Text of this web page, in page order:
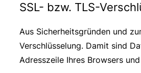
SSL- bzw. TLS-
Aus Sicherheitsgründen und
Verschlüsselung. Damit sind
Adresszeile Ihres Browsers